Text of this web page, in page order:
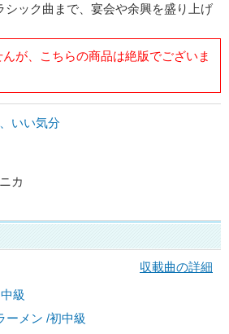
シック曲まで、宴会や余興を盛り上げ
が、こちらの商品は絶版でございま
いい気分
カ
収載曲の詳細
級
ーメン /初中級